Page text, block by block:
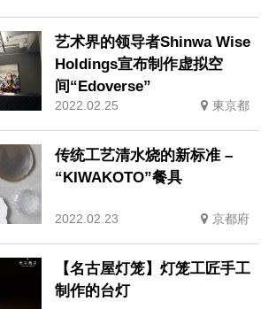
艺术界的领导者Shinwa Wise
Holdings宣布制作虚拟空
间“Edoverse”
2022.02.25 東京都
传统工艺清水烧的新标准 –
“KIWAKOTO”餐具
2022.02.23 京都府
【名古屋灯笼】灯笼工匠手工
制作的台灯